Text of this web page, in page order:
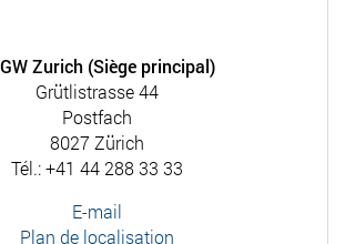
Zurich (Siège principal)
Grütlistrasse 44
Postfach
8027 Zürich
Tél.: +41 44 288 33 33
E-mail
Plan de localisation